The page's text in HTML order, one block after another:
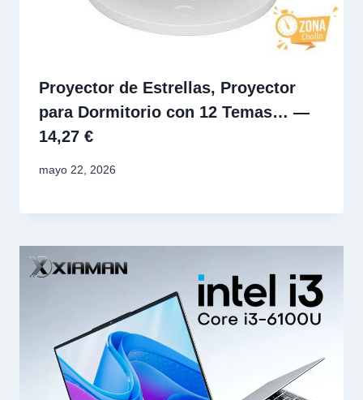
Proyector de Estrellas, Proyector
para Dormitorio con 12 Temas… —
14,27 €
mayo 22, 2026